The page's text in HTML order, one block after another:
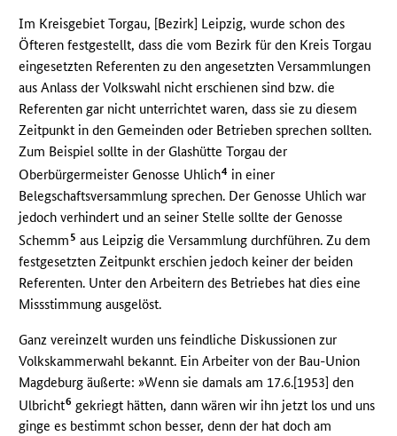
Im Kreisgebiet Torgau, [Bezirk] Leipzig, wurde schon des
Öfteren festgestellt, dass die vom Bezirk für den Kreis Torgau
eingesetzten Referenten zu den angesetzten Versammlungen
aus Anlass der Volkswahl nicht erschienen sind bzw. die
Referenten gar nicht unterrichtet waren, dass sie zu diesem
Zeitpunkt in den Gemeinden oder Betrieben sprechen sollten.
Zum Beispiel sollte in der Glashütte Torgau der
Oberbürgermeister Genosse Uhlich4 in einer
Belegschaftsversammlung sprechen. Der Genosse Uhlich war
jedoch verhindert und an seiner Stelle sollte der Genosse
Schemm 5 aus Leipzig die Versammlung durchführen. Zu dem
festgesetzten Zeitpunkt erschien jedoch keiner der beiden
Referenten. Unter den Arbeitern des Betriebes hat dies eine
Missstimmung ausgelöst.
Ganz vereinzelt wurden uns feindliche Diskussionen zur
Volkskammerwahl bekannt. Ein Arbeiter von der Bau-Union
Magdeburg äußerte: »Wenn sie damals am 17.6.[1953] den
Ulbricht6 gekriegt hätten, dann wären wir ihn jetzt los und uns
ginge es bestimmt schon besser, denn der hat doch am